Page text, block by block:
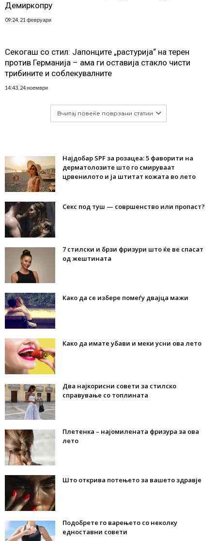
Демиркопру
09:24, 21 февруари
Секогаш со стил: Јапонците „растурија“ на терен
против Германија – ама ги оставија стакло чисти
трибините и соблекувалните
14:43, 24 ноември
Вчитај повеќе поврзани статии
Најдобар SPF за розацеа: 5 фаворити на
дерматолозите што го смируваат
црвенилото и ја штитат кожата во лето
Секс под туш — совршенство или пропаст?
7 стилски и брзи фризури што ќе ве спасат
од жештината
Како да се избере помеѓу двајца мажи
Како да имате убави и меки усни ова лето
Два најкорисни совети за стилско
справување со топлината
Плетенка – најомилената фризура за ова
лето
Што открива потењето за вашето здравје
Подобрете го варењето со неколку
едноставни совети